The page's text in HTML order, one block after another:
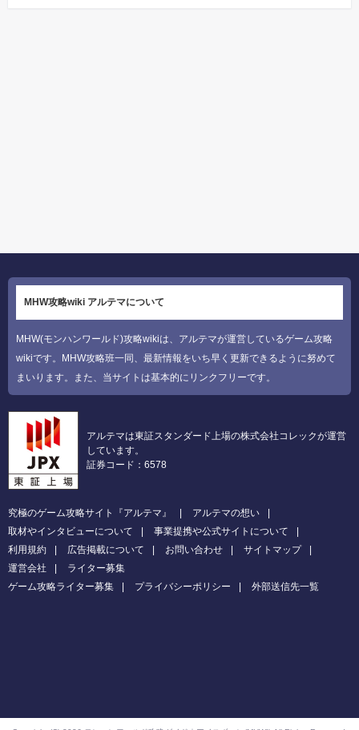
MHW攻略wiki アルテマについて
MHW(モンハンワールド)攻略wikiは、アルテマが運営しているゲーム攻略
wikiです。MHW攻略班一同、最新情報をいち早く更新できるように努めて
まいります。また、当サイトは基本的にリンクフリーです。
アルテマは東証スタンダード上場の株式会社コレックが運営
しています。
証券コード：6578
究極のゲーム攻略サイト『アルテマ』
アルテマの想い
取材やインタビューについて
事業提携や公式サイトについて
利用規約
広告掲載について お問い合わせ
サイトマップ
運営会社
ライター募集
ゲーム攻略ライター募集
プライバシーポリシー 外部送信先一覧